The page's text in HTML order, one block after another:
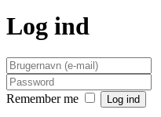
Log ind
Remember me